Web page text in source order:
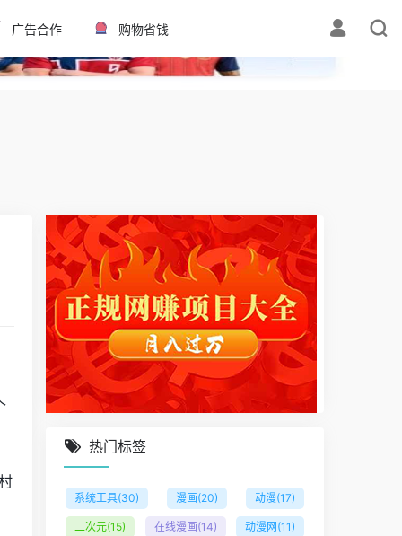
✕
广告合作 购物省钱
热门标签
系统工具(30) 漫画(20) 动漫(17)
二次元(15) 在线漫画(14) 动漫网 (11)